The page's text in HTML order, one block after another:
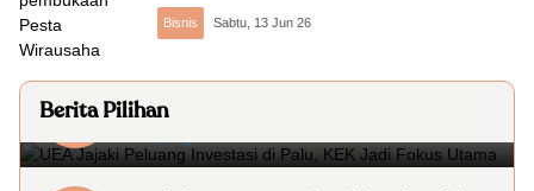
Bisnis Sabtu, 13 Jun 26
Berita Pilihan
1
Fokus Utama